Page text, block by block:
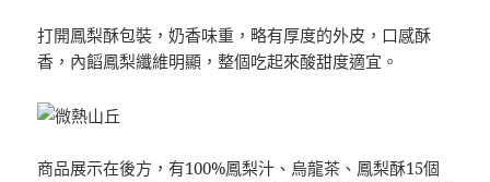
打開鳳梨酥包裝，奶香味重，略有厚度的外皮，口感酥
香，內饀鳳梨纖維明顯，整個吃起來酸甜度適宜。
商品展示在後方，有100%鳳梨汁、烏龍茶、鳳梨酥15個